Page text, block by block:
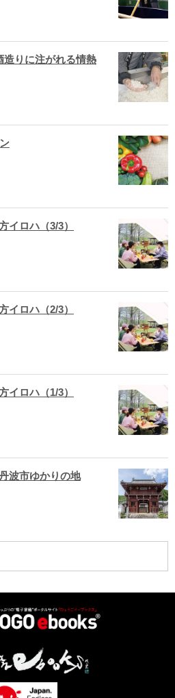
りに注がれる情熱
イロハ（3/3）
イロハ（2/3）
イロハ（1/3）
波市ゆかりの地